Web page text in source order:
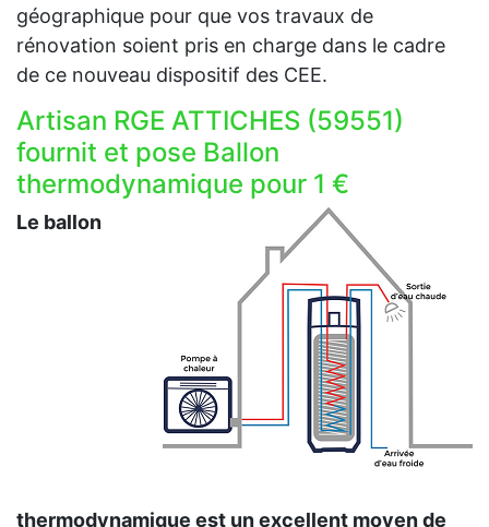
géographique pour que vos travaux de
rénovation soient pris en charge dans le cadre
de ce nouveau dispositif des CEE.
Artisan RGE ATTICHES (59551)
fournit et pose Ballon
thermodynamique pour 1 €
Le ballon
thermodynamique est un excellent moyen de